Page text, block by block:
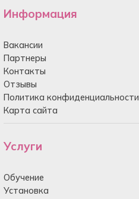
Информация
Вакансии
Партнеры
Контакты
Отзывы
Политика конфиденциальности
Карта сайта
Услуги
Обучение
Установка